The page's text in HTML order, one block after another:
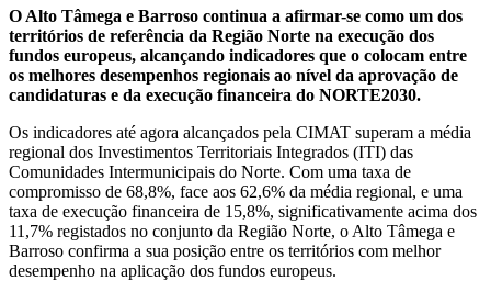
O Alto Tâmega e Barroso continua a afirmar-se como um dos
territórios de referência da Região Norte na execução dos
fundos europeus, alcançando indicadores que o colocam entre
os melhores desempenhos regionais ao nível da aprovação de
candidaturas e da execução financeira do NORTE2030.
Os indicadores até agora alcançados pela CIMAT superam a média
regional dos Investimentos Territoriais Integrados (ITI) das
Comunidades Intermunicipais do Norte. Com uma taxa de
compromisso de 68,8%, face aos 62,6% da média regional, e uma
taxa de execução financeira de 15,8%, significativamente acima dos
11,7% registados no conjunto da Região Norte, o Alto Tâmega e
Barroso confirma a sua posição entre os territórios com melhor
desempenho na aplicação dos fundos europeus.